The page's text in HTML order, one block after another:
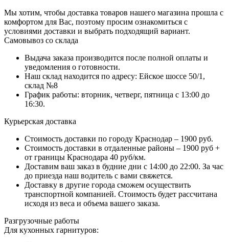
Мы хотим, чтобы доставка товаров нашего магазина прошла с
комфортом для Вас, поэтому просим ознакомиться с
условиями доставки и выбрать подходящий вариант.
Самовывоз со склада
Выдача заказа производится после полной оплаты и
уведомления о готовности.
Наш склад находится по адресу: Ейское шоссе 50/1,
склад №8
График работы: вторник, четверг, пятница с 13:00 до
16:30.
Курьерская доставка
Стоимость доставки по городу Краснодар – 1900 руб.
Стоимость доставки в отдаленные районы – 1900 руб +
от границы Краснодара 40 руб/км.
Доставим ваш заказ в будние дни с 14:00 до 22:00. За час
до приезда наш водитель с вами свяжется.
Доставку в другие города сможем осуществить
транспортной компанией. Стоимость будет рассчитана
исходя из веса и объема вашего заказа.
Разгрузочные работы
Для кухонных гарнитуров: